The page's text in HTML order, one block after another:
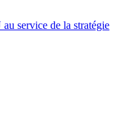
service de la stratégie